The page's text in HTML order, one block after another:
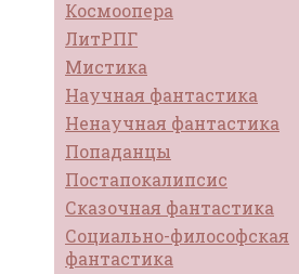
Космоопера
ЛитРПГ
Мистика
Научная фантастика
Ненаучная фантастика
Попаданцы
Постапокалипсис
Сказочная фантастика
Социально-философская
фантастика